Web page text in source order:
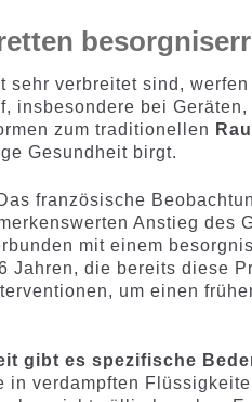
sehr verbreitet sind,
insbesondere bei
zum traditionellen
Gesundheit birgt.
französische
Anstieg des
mit einem
Jahren, die bereits diese
um einen
gibt es spezifische
in verdampften